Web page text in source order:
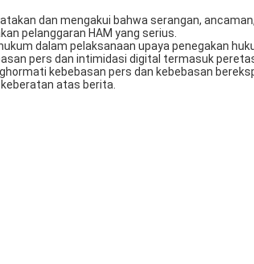
dan mengakui bahwa serangan,
pelanggaran HAM yang serius.
dalam pelaksanaan upaya penegakan
pers dan intimidasi digital termasuk
kebebasan pers dan kebebasan
atas berita.